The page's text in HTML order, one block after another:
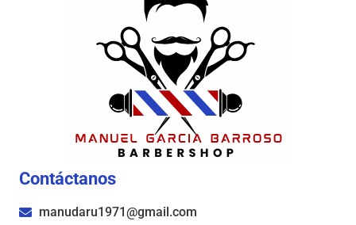
Contáctanos
manudaru1971@gmail.com